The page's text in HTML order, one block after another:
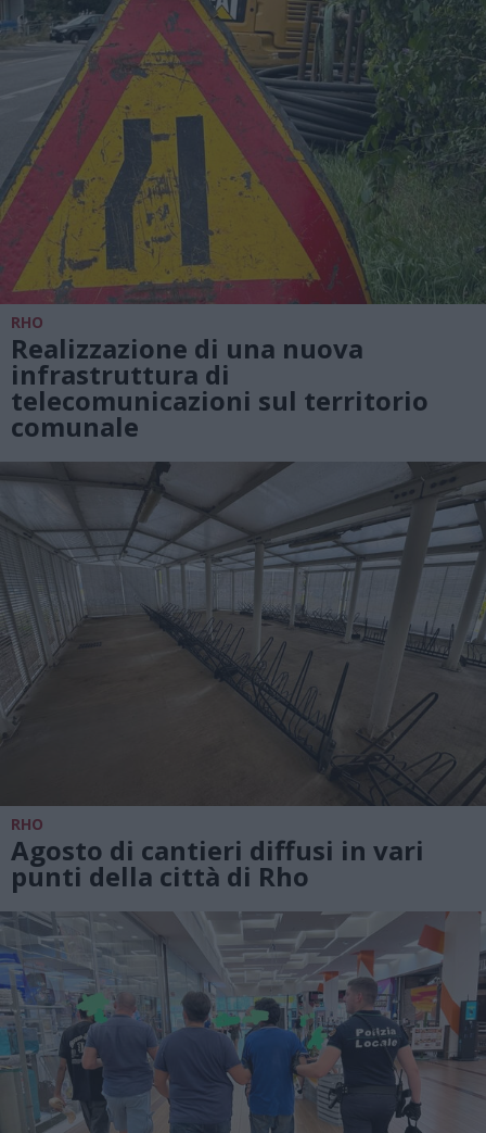
RHO
Realizzazione di una nuova
infrastruttura di
telecomunicazioni sul territorio
comunale
RHO
Agosto di cantieri diffusi in vari
punti della città di Rho